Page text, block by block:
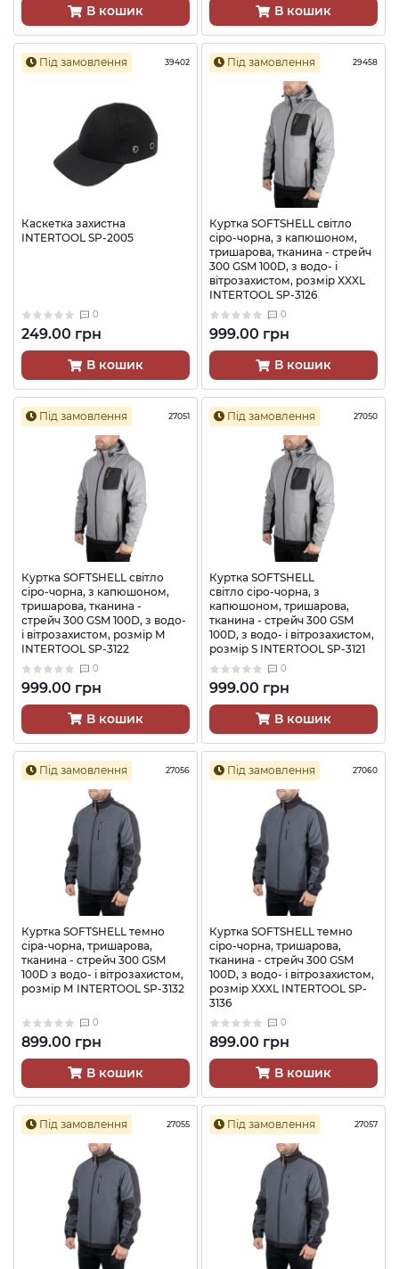
В кошик В кошик
Під замовлення 39402
Каскетка захистна
INTERTOOL SP-2005
0
249.00 грн
В кошик
Під замовлення 29458
Куртка SOFTSHELL світло
сіро-чорна, з капюшоном,
тришарова, тканина - стрейч
300 GSM 100D, з водо- і
вітрозахистом, розмір XXXL
INTERTOOL SP-3126
0
999.00 грн
В кошик
Під замовлення 27051
Куртка SOFTSHELL світло
сіро-чорна, з капюшоном,
тришарова, тканина -
стрейч 300 GSM 100D, з водо-
і вітрозахистом, розмір М
INTERTOOL SP-3122
0
999.00 грн
В кошик
Під замовлення 27050
Куртка SOFTSHELL
світло сіро-чорна, з
капюшоном, тришарова,
тканина - стрейч 300 GSM
100D, з водо- і вітрозахистом,
розмір S INTERTOOL SP-3121
0
999.00 грн
В кошик
Під замовлення 27056
Куртка SOFTSHELL темно
сіра-чорна, тришарова,
тканина - стрейч 300 GSM
100D з водо- і вітрозахистом,
розмір М INTERTOOL SP-3132
0
899.00 грн
В кошик
Під замовлення 27060
Куртка SOFTSHELL темно
сіро-чорна, тришарова,
тканина - стрейч 300 GSM
100D, з водо- і вітрозахистом,
розмір XXXL INTERTOOL SP-
3136
0
899.00 грн
В кошик
Під замовлення 27055 Під замовлення 27057